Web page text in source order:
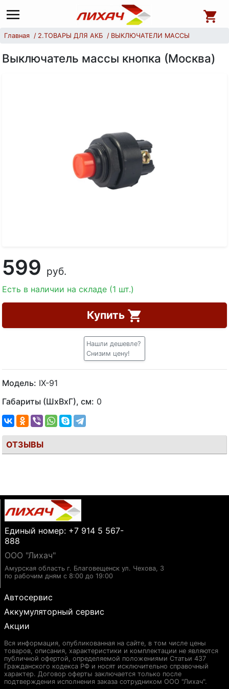
Главная 2.ТОВАРЫ ДЛЯ АКБ ВЫКЛЮЧАТЕЛИ МАССЫ
Выключатель массы кнопка (Москва)
599 руб.
Есть в наличии на складе (1 шт.)
Купить
Нашли дешевле?
Снизим цену!
Модель: IX-91
Габариты (ШхВхГ), см: 0
ОТЗЫВЫ
Единый номер: +7 914 5 567-
888
ООО "Лихач"
Амурская область г. Благовещенск ул. Чехова, 3
по рабочим дням с 8:00 до 19:00
Автосервис
Аккумуляторный сервис
Акции
Вся информация, опубликованная на сайте, в том числе цены
товаров, описания, характеристики и комплектации не являются
публичной офертой, определяемой положениями Статьи 437
Гражданского кодекса РФ и носят исключительно справочный
характер. Договор оферты заключается только после
подтверждения исполнения заказа сотрудником ООО "Лихач".